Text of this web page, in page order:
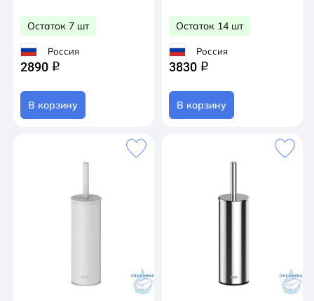
Остаток 7 шт
Россия
2890 q
В корзину
Остаток 14 шт
Россия
3830 q
В корзину